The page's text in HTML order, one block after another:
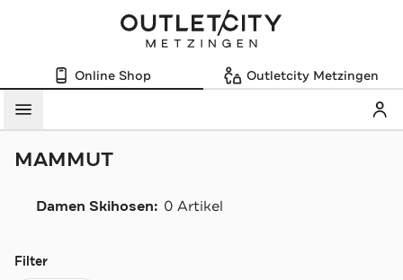
Online Shop Outletcity Metzingen
Menü
MAMMUT
Damen Skihosen: 0 Artikel
Filter